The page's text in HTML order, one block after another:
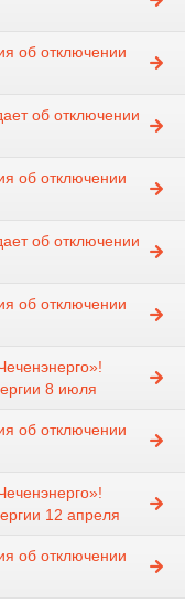
об отключении
об отключении
об отключении
об отключении
об отключении
8 июля
об отключении
12 апреля
об отключении